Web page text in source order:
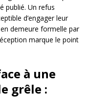
publié. Un refus
d’engager leur
demeure formelle par
marque le point
à une
grêle :